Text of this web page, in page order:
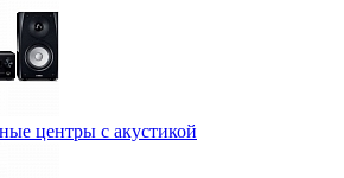
центры с акустикой